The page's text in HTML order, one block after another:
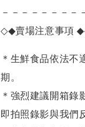
－－－－－－－－
◇◆賣場注意事項
＊生鮮食品依法不
期。
＊強烈建議開箱錄
即拍照錄影與我們